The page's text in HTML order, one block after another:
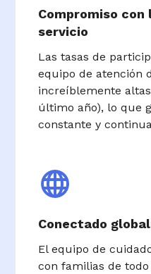
Compromiso
servicio
Las tasas de
equipo de atención
increíblemente
último año), lo que
constante y
Conectado
El equipo de
con familias de